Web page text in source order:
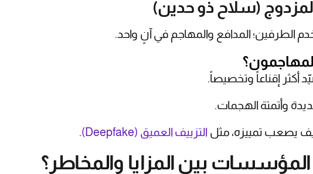
الطرفين؛ المدافع والمهاجم في آنٍ واحد.
أكثر إقناعاً وتخصيصاً.
وأتمتة الهجمات.
يصعب تمييزه، مثل التزييف العميق (Deepfake) .
بين المزايا والمخاطر؟